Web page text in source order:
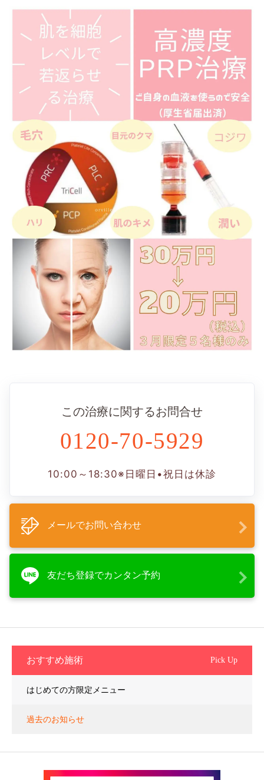
この治療に関するお問合せ
0120-70-5929
10:00～18:30※日曜日•祝日は休診
メールでお問い合わせ
友だち登録でカンタン予約
おすすめ施術 Pick Up
はじめての方限定メニュー
過去のお知らせ